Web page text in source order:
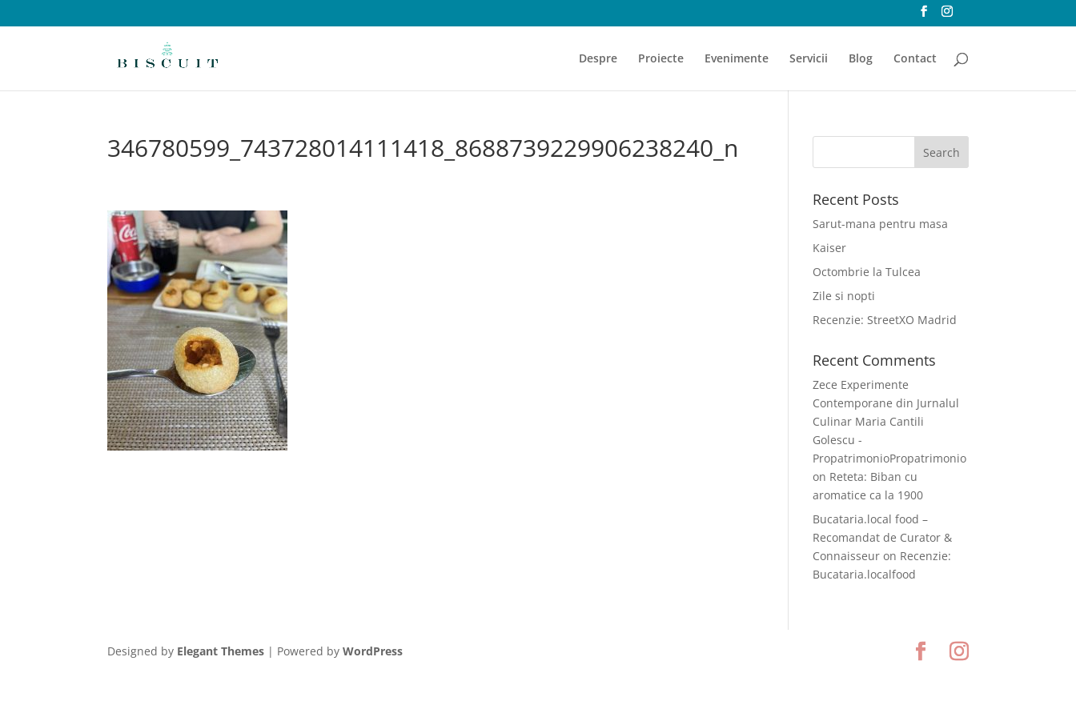
Despre Proiecte Evenimente Servicii Blog Contact
346780599_743728014111418_8688739229906238240_n
Recent Posts
Sarut-mana pentru masa
Kaiser
Octombrie la Tulcea
Zile si nopti
Recenzie: StreetXO Madrid
Recent Comments
Zece Experimente
Contemporane din Jurnalul
Culinar Maria Cantili
Golescu -
PropatrimonioPropatrimonio
on Reteta: Biban cu
aromatice ca la 1900
Bucataria.local food –
Recomandat de Curator &
Connaisseur on Recenzie:
Bucataria.localfood
Designed by Elegant Themes | Powered byWordPress